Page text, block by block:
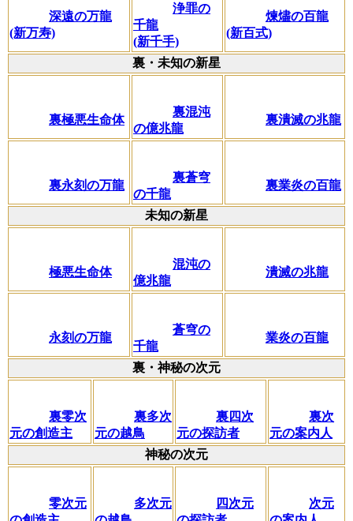
深遠の万龍
(新万寿)
浄罪の
千龍
(新千手)
煉燼の百龍
(新百式)
裏・未知の新星
裏極悪生命体
裏混沌
の億兆龍
裏潰滅の兆龍
裏永刻の万龍
裏蒼穹
の千龍
裏業炎の百龍
未知の新星
極悪生命体
混沌の
億兆龍
潰滅の兆龍
永刻の万龍
蒼穹の
千龍
業炎の百龍
裏・神秘の次元
裏零次
元の創造主
裏多次
元の越鳥
裏四次
元の探訪者
裏次
元の案内人
神秘の次元
零次元
多次元
四次元
次元